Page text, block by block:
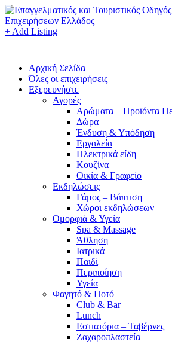
+ Add Listing
Αρχική Σελίδα
Όλες οι επιχειρήσεις
Εξερευνήστε
Αγορές
Αρώματα – Προϊόντα
Δώρα
Ένδυση & Υπόδηση
Εργαλεία
Ηλεκτρικά είδη
Κουζίνα
Οικία & Γραφείο
Εκδηλώσεις
Γάμος – Βάπτιση
Χώροι εκδηλώσεων
Ομορφιά & Υγεία
Spa & Massage
Άθληση
Ιατρικά
Παιδί
Περιποίηση
Υγεία
Φαγητό & Ποτό
Club & Bar
Lunch
Εστιατόρια – Ταβέρνες
Ζαχαροπλαστεία